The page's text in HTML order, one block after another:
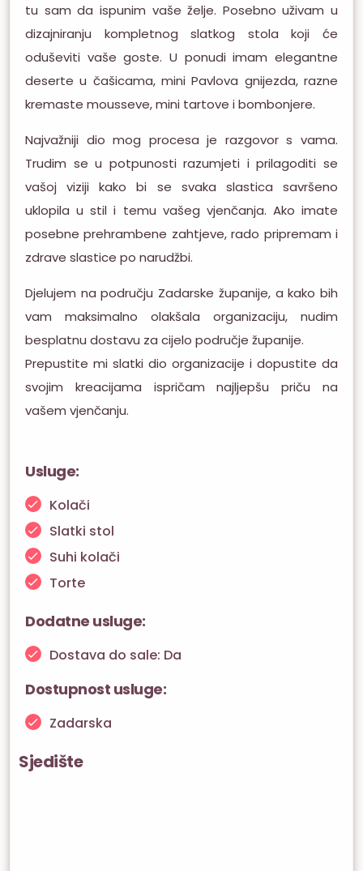
tu sam da ispunim vaše želje. Posebno uživam u
dizajniranju kompletnog slatkog stola koji će
oduševiti vaše goste. U ponudi imam elegantne
deserte u čašicama, mini Pavlova gnijezda, razne
kremaste mousseve, mini tartove i bombonjere.
Najvažniji dio mog procesa je razgovor s vama.
Trudim se u potpunosti razumjeti i prilagoditi se
vašoj viziji kako bi se svaka slastica savršeno
uklopila u stil i temu vašeg vjenčanja. Ako imate
posebne prehrambene zahtjeve, rado pripremam i
zdrave slastice po narudžbi.
Djelujem na području Zadarske županije, a kako bih
vam maksimalno olakšala organizaciju, nudim
besplatnu dostavu za cijelo područje županije.
Prepustite mi slatki dio organizacije i dopustite da
svojim kreacijama ispričam najljepšu priču na
vašem vjenčanju.
Usluge:
Kolači
Slatki stol
Suhi kolači
Torte
Dodatne usluge:
Dostava do sale: Da
Dostupnost usluge:
Zadarska
Sjedište